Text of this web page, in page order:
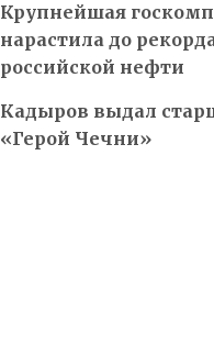
Крупнейшая
нарастила до
российской нефти
Кадыров выдал
«Герой Чечни»